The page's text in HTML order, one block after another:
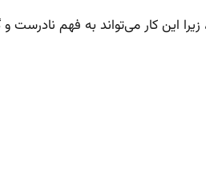
این کار می‌تواند به فهم نادرست و